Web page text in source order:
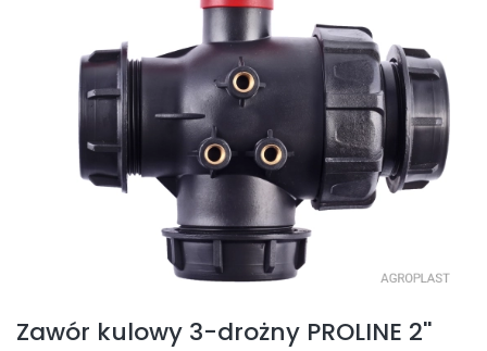
Zawór kulowy 3-drożny PROLINE 2''